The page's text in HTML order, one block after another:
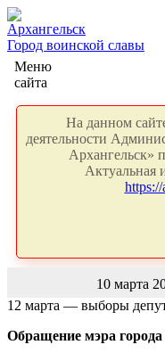
Архангельск
Город воинской славы
Меню
сайта
На данном
деятельности
Архангельск»
Актуальная
10 марта
12 марта — выборы
Обращение мэра города